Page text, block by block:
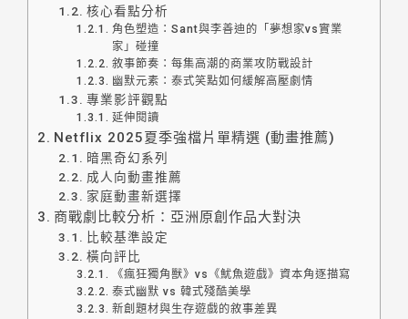
核心看點分析
角色塑造：Sant與李善迪的「夢想家vs實業
家」碰撞
敘事節奏：每集高潮的商業攻防戰設計
幽默元素：泰式笑點如何緩解高壓劇情
專業影評觀點
延伸閱讀
Netflix 2025夏季強檔片單精選 (動畫推薦)
暗黑奇幻系列
成人向動畫推薦
家庭動畫新選擇
商戰劇比較分析：亞洲原創作品大對決
比較基準設定
橫向評比
《瘋狂獨角獸》vs《魷魚遊戲》資本角逐描寫
泰式幽默 vs 韓式殘酷美學
新創題材與生存遊戲的敘事差異